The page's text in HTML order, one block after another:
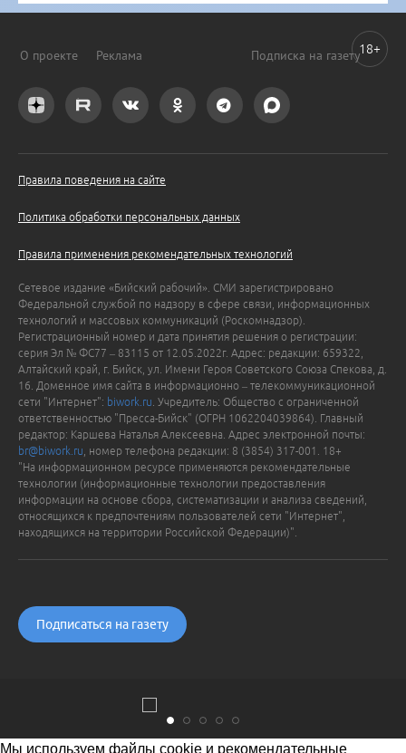
О проекте Реклама Подписка на газету
Правила поведения на сайте
Политика обработки персональных данных
Правила применения рекомендательных технологий
Сетевое издание «Бийский рабочий». СМИ зарегистрировано
Федеральной службой по надзору в сфере связи, информационных
технологий и массовых коммуникаций (Роскомнадзор).
Регистрационный номер и дата принятия решения о регистрации:
серия Эл № ФС77 – 83115 от 12.05.2022г. Адрес: редакции: 659322,
Алтайский край, г. Бийск, ул. Имени Героя Советского Союза Спекова, д.
16. Доменное имя сайта в информационно – телекоммуникационной
сети "Интернет": biwork.ru . Учредитель: Общество с ограниченной
ответственностью "Пресса-Бийск" (ОГРН 1062204039864). Главный
редактор: Каршева Наталья Алексеевна. Адрес электронной почты:
br@biwork.ru , номер телефона редакции: 8 (3854) 317-001. 18+
"На информационном ресурсе применяются рекомендательные
технологии (информационные технологии предоставления
информации на основе сбора, систематизации и анализа сведений,
относящихся к предпочтениям пользователей сети "Интернет",
находящихся на территории Российской Федерации)".
Подписаться на газету
18+
Мы используем файлы cookie и рекомендательные